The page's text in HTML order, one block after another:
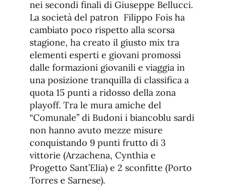
nei secondi finali di Giuseppe Bellucci.
La società del patron Filippo Fois ha
cambiato poco rispetto alla scorsa
stagione, ha creato il giusto mix tra
elementi esperti e giovani promossi
dalle formazioni giovanili e viaggia in
una posizione tranquilla di classifica a
quota 15 punti a ridosso della zona
playoff. Tra le mura amiche del
“Comunale” di Budoni i biancoblu sardi
non hanno avuto mezze misure
conquistando 9 punti frutto di 3
vittorie (Arzachena, Cynthia e
Progetto Sant’Elia) e 2 sconfitte (Porto
Torres e Sarnese).